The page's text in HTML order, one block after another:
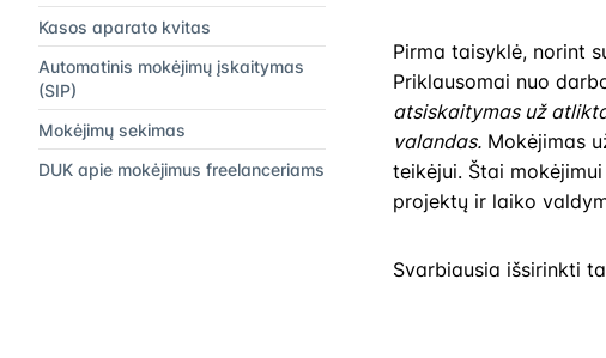
Kasos aparato kvitas
Automatinis mokėjimų įskaitymas
(SIP)
Mokėjimų sekimas
DUK apie mokėjimus freelanceriams
Pirma taisyklė, norint
Priklausomai nuo
atsiskaitymas už
valandas. Mokėjimas
teikėjui. Štai
projektų ir laiko
Svarbiausia išsirinkti